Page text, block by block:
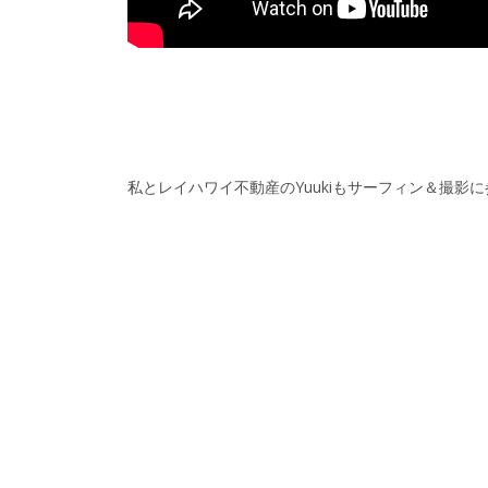
私とレイハワイ不動産のYuukiもサーフィン＆撮影